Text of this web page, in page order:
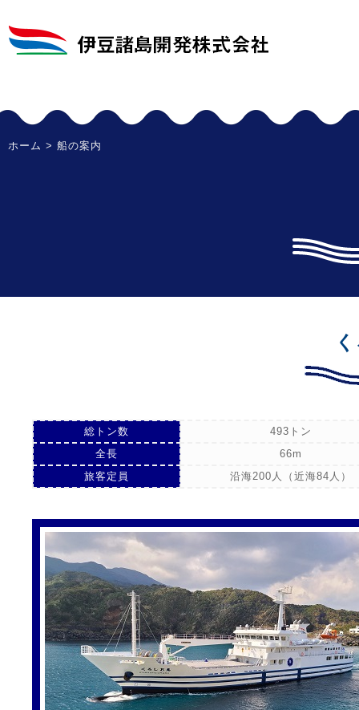
ホーム > 船の案内
総トン数
493トン
全長
66m
旅客定員
沿海200人（近海84人）